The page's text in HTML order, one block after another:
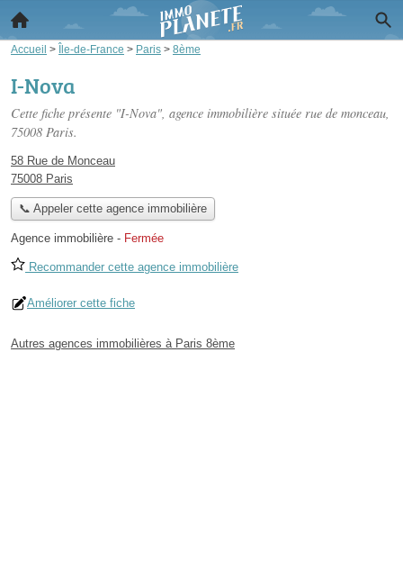
Accueil > Île-de-France > Paris > 8ème
I-Nova
Cette fiche présente "I-Nova", agence immobilière située rue de monceau,
75008 Paris.
58 Rue de Monceau
75008 Paris
📞 Appeler cette agence immobilière
Agence immobilière - Fermée
Recommander cette agence immobilière
Améliorer cette fiche
Autres agences immobilières à Paris 8ème